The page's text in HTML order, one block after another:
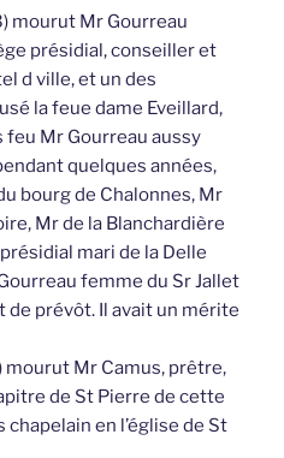
mourut Mr Gourreau
présidial, conseiller et
d ville, et un des
la feue dame Eveillard,
Mr Gourreau aussy
quelques années,
bourg de Chalonnes, Mr
Mr de la Blanchardière
mari de la Delle
femme du Sr Jallet
prévôt. Il avait un mérite
mourut Mr Camus, prêtre,
de St Pierre de cette
en l’église de St